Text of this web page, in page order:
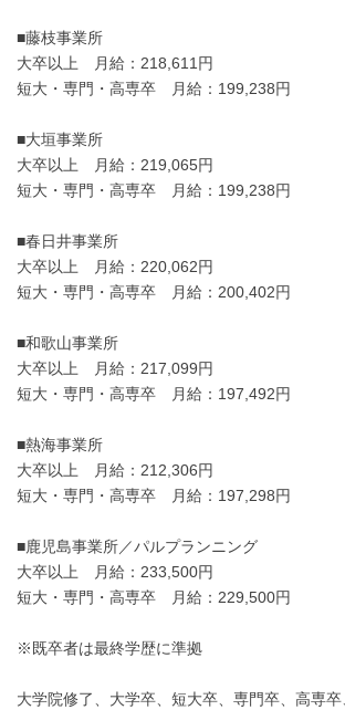
■藤枝事業所
大卒以上 月給：218,611円
短大・専門・高専卒 月給：199,238円
■大垣事業所
大卒以上 月給：219,065円
短大・専門・高専卒 月給：199,238円
■春日井事業所
大卒以上 月給：220,062円
短大・専門・高専卒 月給：200,402円
■和歌山事業所
大卒以上 月給：217,099円
短大・専門・高専卒 月給：197,492円
■熱海事業所
大卒以上 月給：212,306円
短大・専門・高専卒 月給：197,298円
■鹿児島事業所／パルプランニング
大卒以上 月給：233,500円
短大・専門・高専卒 月給：229,500円
※既卒者は最終学歴に準拠
大学院修了、大学卒、短大卒、専門卒、高専